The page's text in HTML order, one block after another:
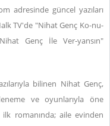
adresinde güncel yazıları
TV'de "Nihat Genç Ko-nu-
Genç İle Ver-yansın"
bilinen Nihat Genç,
ve oyunlarıyla öne
romanında; aile evinden